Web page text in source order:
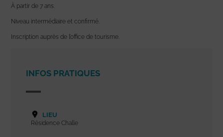
À partir de 7 ans.
Niveau intermédiaire et confirmé.
Inscription auprès de l’office de tourisme.
INFOS PRATIQUES
LIEU
Résidence Challe